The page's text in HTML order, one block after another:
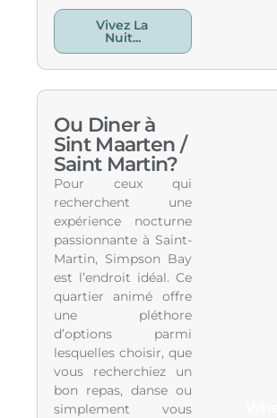
Vivez La
Nuit...
Ou Diner à
Sint Maarten /
Saint Martin?
Pour ceux qui
recherchent une
expérience nocturne
passionnante à Saint-
Martin, Simpson Bay
est l’endroit idéal. Ce
quartier animé offre
une pléthore
d’options parmi
lesquelles choisir, que
vous recherchiez un
bon repas, danse ou
simplement vous